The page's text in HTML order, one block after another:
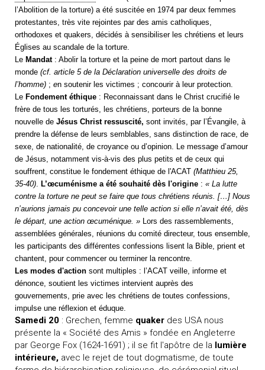
l’Abolition de la torture) a été suscitée en 1974 par deux femmes
protestantes, très vite rejointes par des amis catholiques,
orthodoxes et quakers, décidés à sensibiliser les chrétiens et leurs
Églises au scandale de la torture.
Le Mandat: Abolir la torture et la peine de mort partout dans le
monde (cf. article 5 de la Déclaration universelle des droits de
l’homme) ; en soutenir les victimes ; concourir à leur protection.
Le Fondement éthique : Reconnaissant dans le Christ crucifié le
frère de tous les torturés, les chrétiens, porteurs de la bonne
nouvelle de Jésus Christ ressuscité, sont invités, par l’Évangile, à
prendre la défense de leurs semblables, sans distinction de race, de
sexe, de nationalité, de croyance ou d’opinion. Le message d’amour
de Jésus, notamment vis-à-vis des plus petits et de ceux qui
souffrent, constitue le fondement éthique de l'ACAT (Matthieu 25,
35-40). L’œcuménisme a été souhaité dès l'origine : « La lutte
contre la torture ne peut se faire que tous chrétiens réunis. […] Nous
n’aurions jamais pu concevoir une telle action si elle n’avait été, dès
le départ, une action œcuménique. » Lors des rassemblements,
assemblées générales, réunions du comité directeur, tous ensemble,
les participants des différentes confessions lisent la Bible, prient et
chantent, pour commencer ou terminer la rencontre.
Les modes d'action sont multiples : l ’ACAT veille, informe et
dénonce, soutient les victimes intervient auprès des
gouvernements, prie avec les chrétiens de toutes confessions,
impulse une réflexion et éduque.
Samedi 20 : Grechen, femme quaker des USA nous
présente la « Société des Amis » fondée en Angleterre
par George Fox (1624-1691) ; il se fit l'apôtre de la lumière
intérieure, avec le rejet de tout dogmatisme, de toute